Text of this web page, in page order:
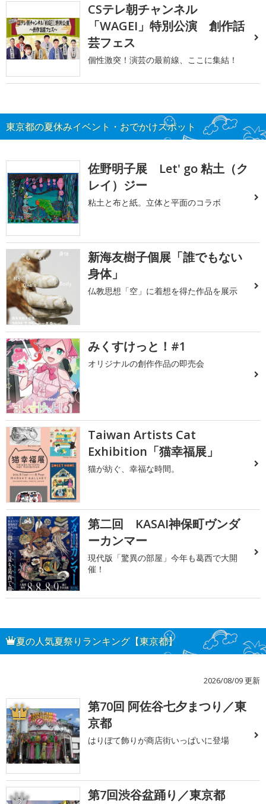
CSテレ朝チャンネル
「WAGEI」特別公演 創作話
芸フェス
個性激突！演芸の最前線、ここに集結！
東京都の夏休みイベント・おでかけスポット
佐野明子展 Let' go 粘土（ク
レイ）ジー
粘土と布と紙。立体と平面のコラボ
新海友樹子個展「誰でもない
身体」
仏教思想「空」に着想を得た作品を展示
みくすけっと！#1
オリジナルの創作作品の即売会
Taiwan Artists Cat
Exhibition「猫幸福展」
猫が紡ぐ、幸福な時間。
第二回 KASAI神保町ヴンダ
ーカンマー
現代版「驚異の部屋」今年も葛西で大開
催！
夏の人気夏祭りランキング【東京都】
2026/08/09 更新
1
第70回 阿佐谷七夕まつり／東
京都
はりぼて飾りが商店街いっぱいに登場
第7回渋谷盆踊り／東京都